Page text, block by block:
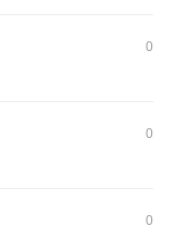
0
0
0